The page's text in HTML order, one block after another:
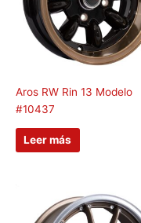
Aros RW Rin 13 Modelo
#10437
Leer más